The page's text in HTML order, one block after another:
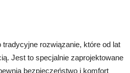
rozwiązanie, które od lat
Jest to specjalnie zaprojektowane
bezpieczeństwo i komfort